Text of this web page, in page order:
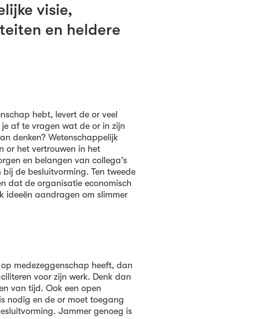
visie,
en heldere
hebt, levert de or veel
af te vragen wat de or in zijn
denken? Wetenschappelijk
or het vertrouwen in het
en belangen van collega’s
de besluitvorming. Ten tweede
dat de organisatie economisch
ideeën aandragen om slimmer
medezeggenschap heeft, dan
voor zijn werk. Denk dan
van tijd. Ook een open
nodig en de or moet toegang
Jammer genoeg is